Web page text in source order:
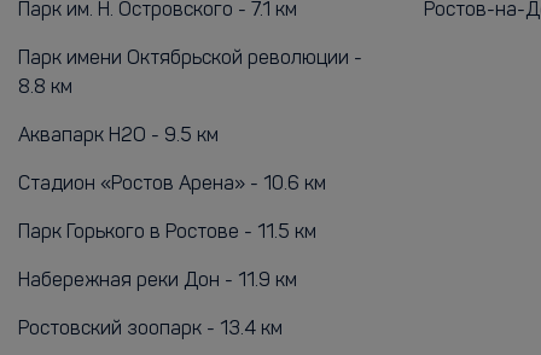
Парк им. Н. Островского - 7.1 км
Парк имени Октябрьской революции -
8.8 км
Аквапарк H2О - 9.5 км
Стадион «Ростов Арена» - 10.6 км
Парк Горького в Ростове - 11.5 км
Набережная реки Дон - 11.9 км
Ростовский зоопарк - 13.4 км
Ростов-на-